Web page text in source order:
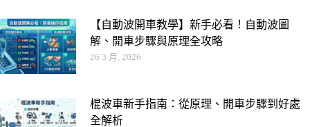
【自動波開車教學】新手必看！自動波圖
解、開車步驟與原理全攻略
26 3 月, 2026
棍波車新手指南：從原理、開車步驟到好處
全解析